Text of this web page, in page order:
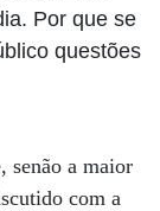
Por que se
questões
senão a maior
com a